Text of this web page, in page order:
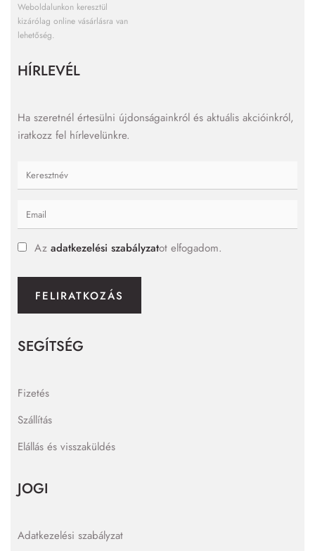
Weboldalunkon keresztül
kizárólag online vásárlásra van
lehetőség.
SEGÍTSÉG
Fizetés
Szállítás
Elállás és visszaküldés
JOGI
Adatkezelési szabályzat
HÍRLEVÉL
Ha szeretnél értesülni újdonságainkról és aktuális akcióinkról,
iratkozz fel hírlevelünkre.
Az adatkezelési szabályzatot elfogadom.
FELIRATKOZÁS